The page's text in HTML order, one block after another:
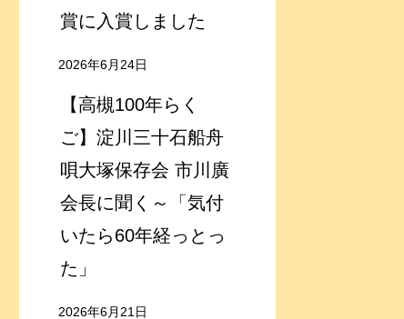
賞に入賞しました
2026年6月24日
【高槻100年らく
ご】淀川三十石船舟
唄大塚保存会 市川廣
会長に聞く～「気付
いたら60年経っとっ
た」
2026年6月21日